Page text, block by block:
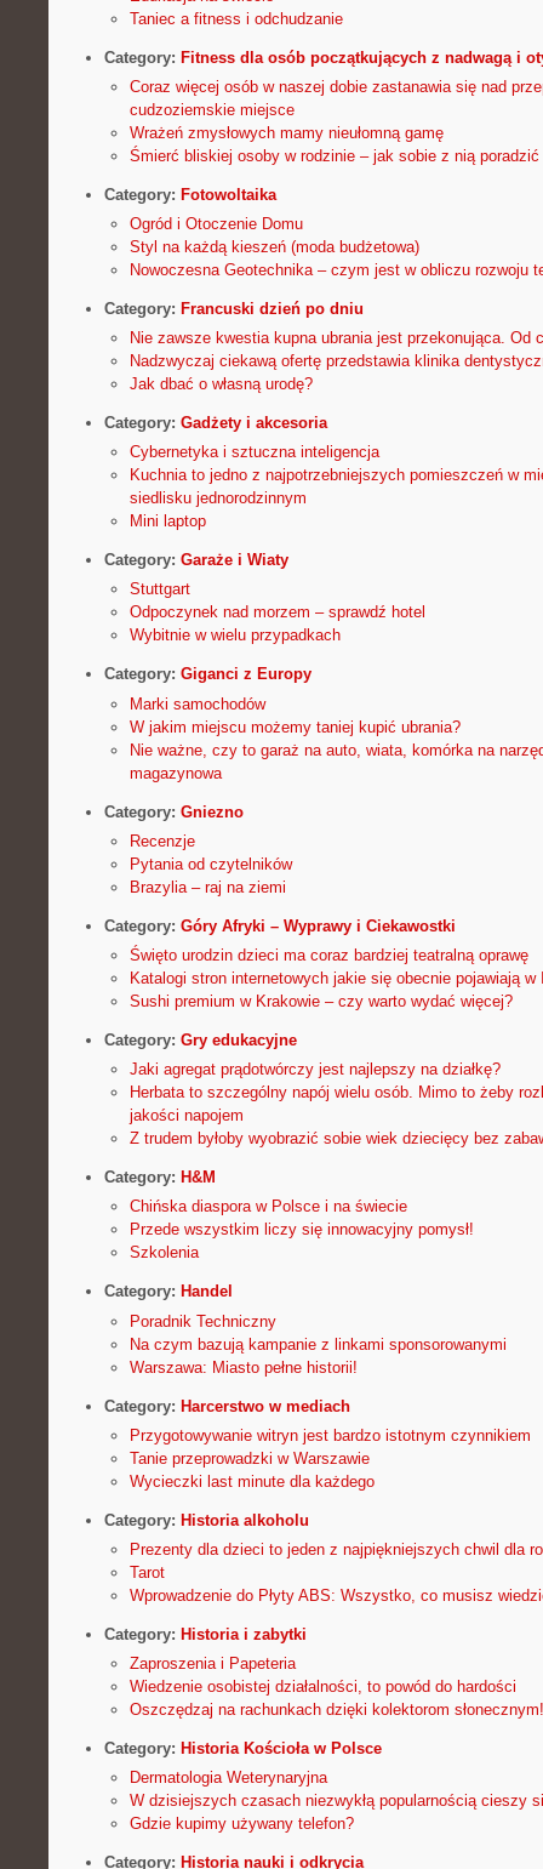
Taniec a fitness i odchudzanie
Category: Fitness dla osób początkujących z nadwagą i
Coraz więcej osób w naszej dobie zastanawia się nad
cudzoziemskie miejsce
Wrażeń zmysłowych mamy nieułomną gamę
Śmierć bliskiej osoby w rodzinie – jak sobie z nią poradzić
Category: Fotowoltaika
Ogród i Otoczenie Domu
Styl na każdą kieszeń (moda budżetowa)
Nowoczesna Geotechnika – czym jest w obliczu rozwoju
Category: Francuski dzień po dniu
Nie zawsze kwestia kupna ubrania jest przekonująca. Od
Nadzwyczaj ciekawą ofertę przedstawia klinika
Jak dbać o własną urodę?
Category: Gadżety i akcesoria
Cybernetyka i sztuczna inteligencja
Kuchnia to jedno z najpotrzebniejszych pomieszczeń w
siedlisku jednorodzinnym
Mini laptop
Category: Garaże i Wiaty
Stuttgart
Odpoczynek nad morzem – sprawdź hotel
Wybitnie w wielu przypadkach
Category: Giganci z Europy
Marki samochodów
W jakim miejscu możemy taniej kupić ubrania?
Nie ważne, czy to garaż na auto, wiata, komórka na
magazynowa
Category: Gniezno
Recenzje
Pytania od czytelników
Brazylia – raj na ziemi
Category: Góry Afryki – Wyprawy i Ciekawostki
Święto urodzin dzieci ma coraz bardziej teatralną oprawę
Katalogi stron internetowych jakie się obecnie pojawiają w
Sushi premium w Krakowie – czy warto wydać więcej?
Category: Gry edukacyjne
Jaki agregat prądotwórczy jest najlepszy na działkę?
Herbata to szczególny napój wielu osób. Mimo to żeby
jakości napojem
Z trudem byłoby wyobrazić sobie wiek dziecięcy bez
Category: H&M
Chińska diaspora w Polsce i na świecie
Przede wszystkim liczy się innowacyjny pomysł!
Szkolenia
Category: Handel
Poradnik Techniczny
Na czym bazują kampanie z linkami sponsorowanymi
Warszawa: Miasto pełne historii!
Category: Harcerstwo w mediach
Przygotowywanie witryn jest bardzo istotnym czynnikiem
Tanie przeprowadzki w Warszawie
Wycieczki last minute dla każdego
Category: Historia alkoholu
Prezenty dla dzieci to jeden z najpiękniejszych chwil dla
Tarot
Wprowadzenie do Płyty ABS: Wszystko, co musisz
Category: Historia i zabytki
Zaproszenia i Papeteria
Wiedzenie osobistej działalności, to powód do hardości
Oszczędzaj na rachunkach dzięki kolektorom słonecznym!
Category: Historia Kościoła w Polsce
Dermatologia Weterynaryjna
W dzisiejszych czasach niezwykłą popularnością cieszy
Gdzie kupimy używany telefon?
Category: Historia nauki i odkrycia